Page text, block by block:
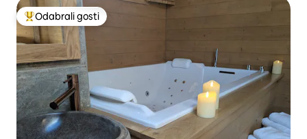
Među najviše rangiranima s oznakom „Odabrali gosti”
Odabrali gosti